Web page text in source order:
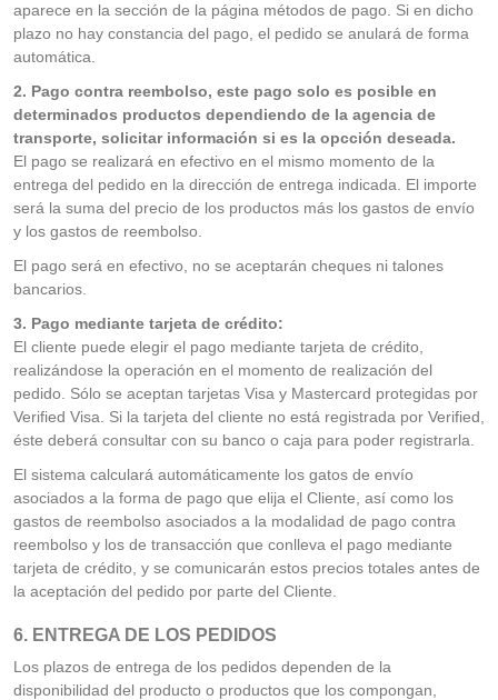
aparece en la sección de la página métodos de pago. Si en dicho
plazo no hay constancia del pago, el pedido se anulará de forma
automática.
2. Pago contra reembolso, este pago solo es posible en
determinados productos dependiendo de la agencia de
transporte, solicitar información si es la opcción deseada.
El pago se realizará en efectivo en el mismo momento de la
entrega del pedido en la dirección de entrega indicada. El importe
será la suma del precio de los productos más los gastos de envío
y los gastos de reembolso.
El pago será en efectivo, no se aceptarán cheques ni talones
bancarios.
3. Pago mediante tarjeta de crédito:
El cliente puede elegir el pago mediante tarjeta de crédito,
realizándose la operación en el momento de realización del
pedido. Sólo se aceptan tarjetas Visa y Mastercard protegidas por
Verified Visa. Si la tarjeta del cliente no está registrada por Verified,
éste deberá consultar con su banco o caja para poder registrarla.
El sistema calculará automáticamente los gatos de envío
asociados a la forma de pago que elija el Cliente, así como los
gastos de reembolso asociados a la modalidad de pago contra
reembolso y los de transacción que conlleva el pago mediante
tarjeta de crédito, y se comunicarán estos precios totales antes de
la aceptación del pedido por parte del Cliente.
6. ENTREGA DE LOS PEDIDOS
Los plazos de entrega de los pedidos dependen de la
disponibilidad del producto o productos que los compongan,